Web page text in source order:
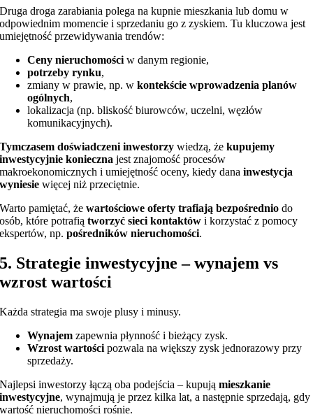
Druga droga zarabiania polega na kupnie mieszkania lub domu w
odpowiednim momencie i sprzedaniu go z zyskiem. Tu kluczowa jest
umiejętność przewidywania trendów:
Ceny nieruchomościw danym regionie,
potrzeby rynku,
zmiany w prawie, np. wkontekście wprowadzenia planów
ogólnych,
lokalizacja (np. bliskość biurowców, uczelni, węzłów
komunikacyjnych).
Tymczasem doświadczeni inwestorzy wiedzą, żekupujemy
inwestycyjnie konieczna jest znajomość procesów
makroekonomicznych i umiejętność oceny, kiedy danainwestycja
wyniesie więcej niż przeciętnie.
Warto pamiętać, żewartościowe oferty trafiają bezpośrednio do
osób, które potrafiątworzyć sieci kontaktów i korzystać z pomocy
ekspertów, np.pośredników nieruchomości.
5. Strategie inwestycyjne – wynajem vs
wzrost wartości
Każda strategia ma swoje plusy i minusy.
Wynajem zapewnia płynność i bieżący zysk.
Wzrost wartości pozwala na większy zysk jednorazowy przy
sprzedaży.
Najlepsi inwestorzy łączą oba podejścia – kupująmieszkanie
inwestycyjne, wynajmują je przez kilka lat, a następnie sprzedają, gdy
wartość nieruchomości rośnie.